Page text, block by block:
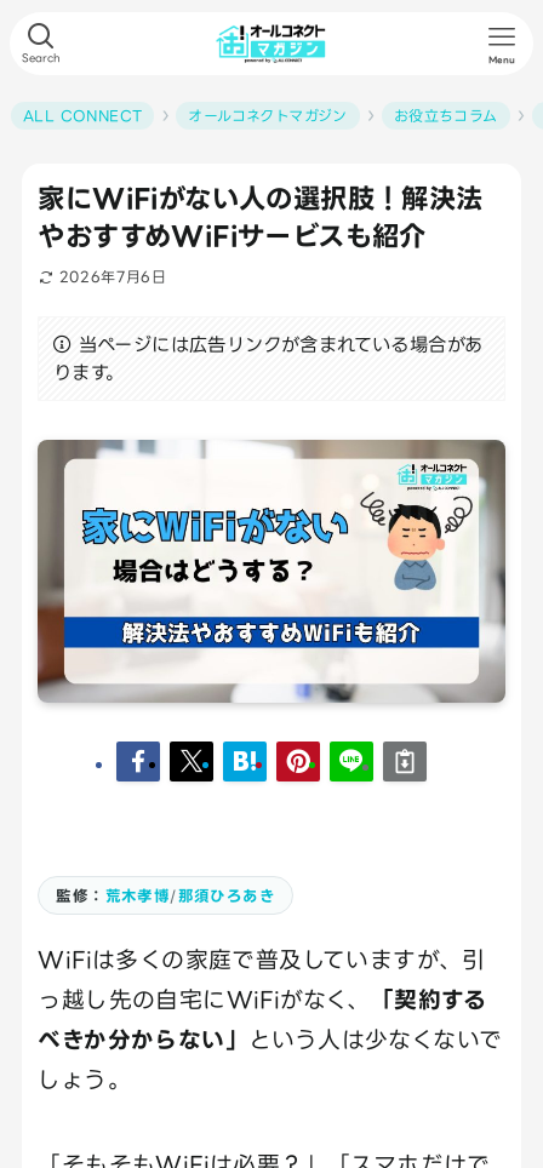
Search Menu
ALL CONNECT オールコネクトマガジン お役立ちコラム
家にWiFiがない人の選択肢！解決法
やおすすめWiFiサービスも紹介
2026年7月6日
当ページには広告リンクが含まれている場合があ
ります。
監修： 荒木孝博/那須ひろあき
WiFiは多くの家庭で普及していますが、引
っ越し先の自宅にWiFiがなく、
「契約する
べきか分からない」
という人は少なくないで
しょう。